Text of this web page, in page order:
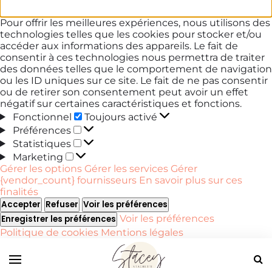
Pour offrir les meilleures expériences, nous utilisons des
technologies telles que les cookies pour stocker et/ou
accéder aux informations des appareils. Le fait de
consentir à ces technologies nous permettra de traiter
des données telles que le comportement de navigation
ou les ID uniques sur ce site. Le fait de ne pas consentir
ou de retirer son consentement peut avoir un effet
négatif sur certaines caractéristiques et fonctions.
Fonctionnel
Fonctionnel
Toujours activé
Préférences
Préférences
Statistiques
Statistiques
Marketing
Marketing
Gérer les options Gérer les services Gérer
{vendor_count} fournisseurs En savoir plus sur ces
finalités
Accepter Refuser Voir les préférences
Enregistrer les préférences Voir les préférences
Politique de cookies Mentions légales